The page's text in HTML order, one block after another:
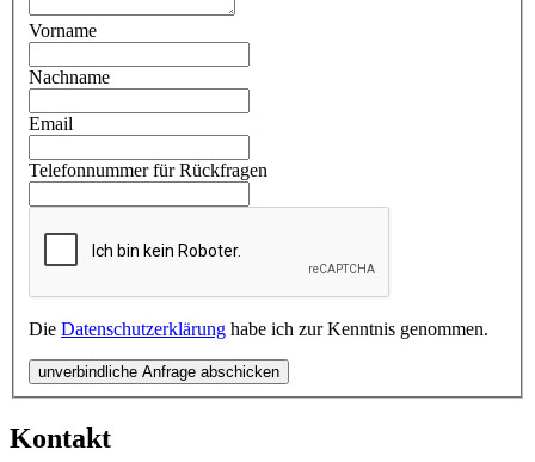
Vorname
Nachname
Email
Telefonnummer für Rückfragen
Die Datenschutzerklärung habe ich zur Kenntnis genommen.
unverbindliche Anfrage abschicken
Kontakt